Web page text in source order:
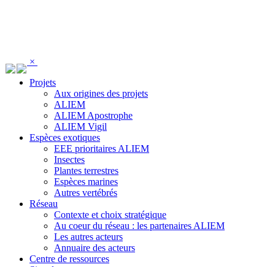
×
Projets
Aux origines des projets
ALIEM
ALIEM Apostrophe
ALIEM Vigil
Espèces exotiques
EEE prioritaires ALIEM
Insectes
Plantes terrestres
Espèces marines
Autres vertébrés
Réseau
Contexte et choix stratégique
Au coeur du réseau : les partenaires ALIEM
Les autres acteurs
Annuaire des acteurs
Centre de ressources